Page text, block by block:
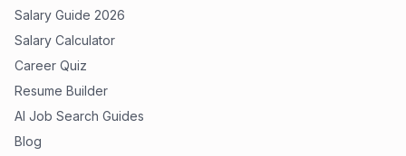
Salary Guide 2026
Salary Calculator
Career Quiz
Resume Builder
AI Job Search Guides
Blog